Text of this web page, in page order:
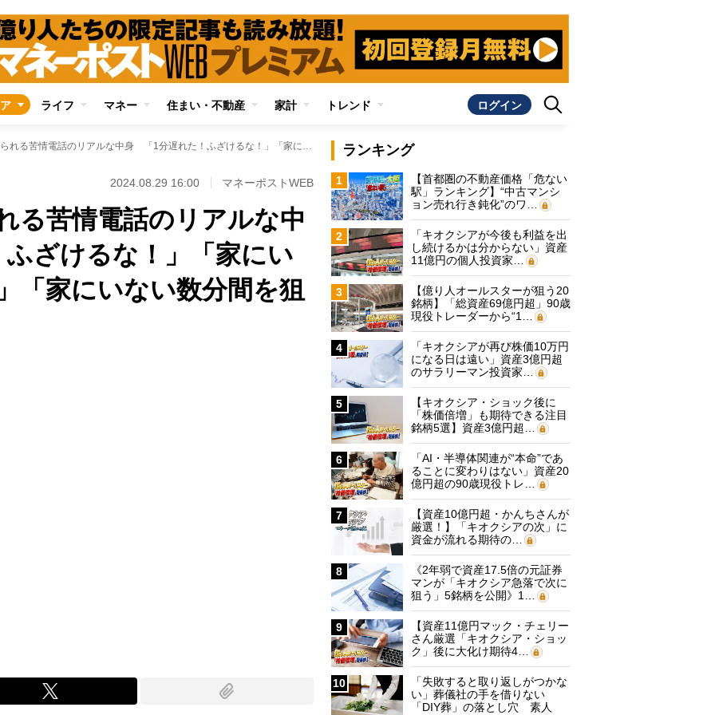
ライフ マネー 住まい・不動産 家計 トレンド ログイン
宅配業者に寄せられる苦情電話のリアルな中身 「1分遅れた！ふざけるな！」「家にいたのに不在票が！」「家にいない数分間を狙って届けるな！」
2024.08.29 16:00 マネーポストWEB
る苦情電話のリアルな中
ざけるな！」「家にい
「家にいない数分間を狙
ランキング
1
【首都圏の不動産価格「危ない
駅」ランキング】“中古マンシ
ョン売れ行き鈍化”のワ…
2
「キオクシアが今後も利益を出
し続けるかは分からない」資産
11億円の個人投資家…
3
【億り人オールスターが狙う20
銘柄】「総資産69億円超」90歳
現役トレーダーから“1…
4
「キオクシアが再び株価10万円
になる日は遠い」資産3億円超
のサラリーマン投資家…
5
【キオクシア・ショック後に
「株価倍増」も期待できる注目
銘柄5選】資産3億円超…
6
「AI・半導体関連が“本命”であ
ることに変わりはない」資産20
億円超の90歳現役トレ…
7
【資産10億円超・かんちさんが
厳選！】「キオクシアの次」に
資金が流れる期待の…
8
《2年弱で資産17.5倍の元証券
マンが「キオクシア急落で次に
狙う」5銘柄を公開》1…
9
【資産11億円マック・チェリー
さん厳選「キオクシア・ショッ
ク」後に大化け期待4…
10
「失敗すると取り返しがつかな
い」葬儀社の手を借りない
「DIY葬」の落とし穴 素人